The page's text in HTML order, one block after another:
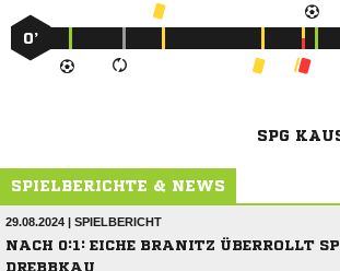
0’
SPG
SPIELBERICHTE & NEWS
29.08.2024 | SPIELBERICHT
NACH 0:1: EICHE BRANITZ ÜBERROLLT
DREBBKAU